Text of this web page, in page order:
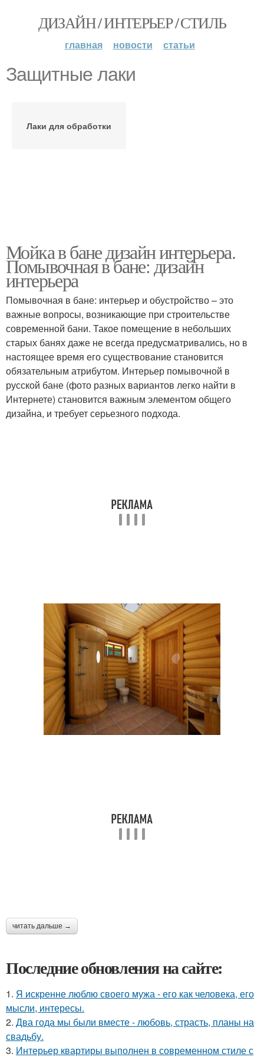
ДИЗАЙН / ИНТЕРЬЕР / СТИЛЬ
главная новости статьи
Защитные лаки
Лаки для обработки
Мойка в бане дизайн интерьера.
Помывочная в бане: дизайн
интерьера
Помывочная в бане: интерьер и обустройство – это
важные вопросы, возникающие при строительстве
современной бани. Такое помещение в небольших
старых банях даже не всегда предусматривались, но в
настоящее время его существование становится
обязательным атрибутом. Интерьер помывочной в
русской бане (фото разных вариантов легко найти в
Интернете) становится важным элементом общего
дизайна, и требует серьезного подхода.
читать дальше →
Последние обновления на сайте:
1. Я искренне люблю своего мужа - его как человека, его
мысли, интересы.
2. Два года мы были вместе - любовь, страсть, планы на
свадьбу.
3. Интерьер квартиры выполнен в современном стиле с